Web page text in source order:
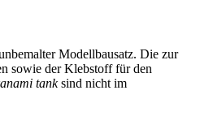
Modellbausatz. Die zur
sowie der Klebstoff für den
tanksind nicht im